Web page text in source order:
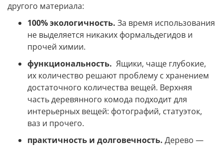
другого материала:
100% экологичность. За время использования
не выделяется никаких формальдегидов и
прочей химии.
функциональность. Ящики, чаще глубокие,
их количество решают проблему с хранением
достаточного количества вещей. Верхняя
часть деревянного комода подходит для
интерьерных вещей: фотографий, статуэток,
ваз и прочего.
практичность и долговечность. Дерево —